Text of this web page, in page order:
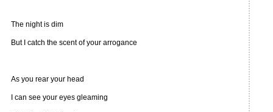
The night is dim
But I catch the scent of your arrogance
As you rear your head
I can see your eyes gleaming